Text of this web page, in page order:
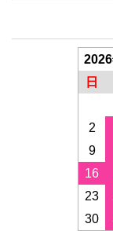
日
2
9
16
23
30